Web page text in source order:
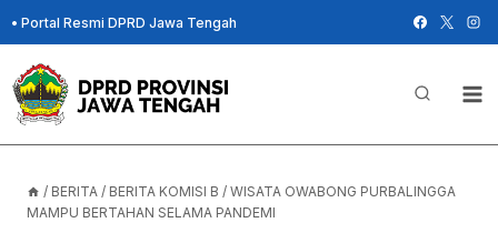
Skip
to
content
• Portal Resmi DPRD Jawa Tengah
/ BERITA / BERITA KOMISI B / WISATA OWABONG PURBALINGGA
MAMPU BERTAHAN SELAMA PANDEMI